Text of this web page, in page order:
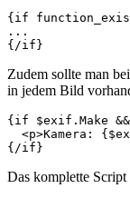
{if
...
{/if}
Zudem sollte man
in jedem Bild
{if $exif.Make
<p>Kamera:
{/if}
Das komplette Script